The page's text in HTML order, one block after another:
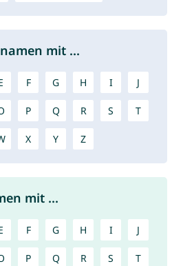
mit ...
F G H I J
P Q R S T
X Y Z
mit ...
F G H I J
P Q R S T